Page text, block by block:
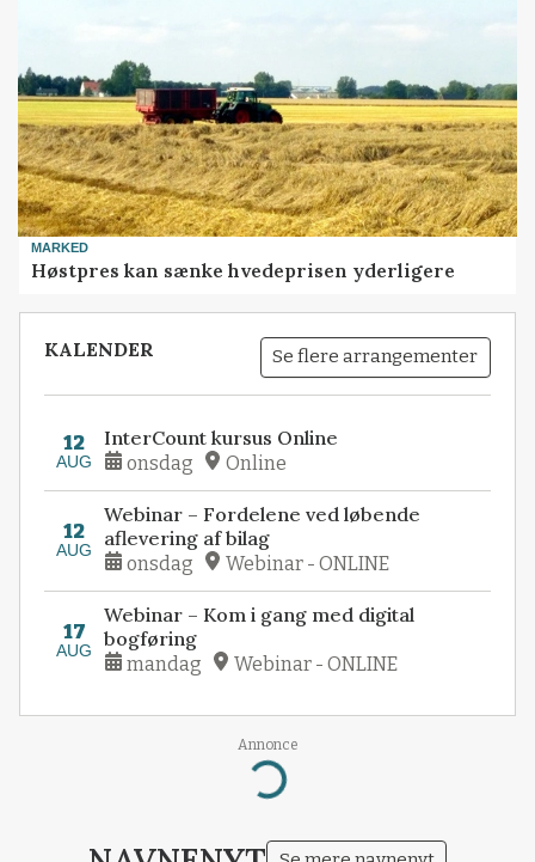
MARKED
Høstpres kan sænke hvedeprisen yderligere
KALENDER Se flere arrangementer
12
AUG
InterCount kursus Online
onsdag Online
12
AUG
Webinar – Fordelene ved løbende
aflevering af bilag
onsdag Webinar - ONLINE
17
AUG
Webinar – Kom i gang med digital
bogføring
mandag Webinar - ONLINE
Annonce
Loading...